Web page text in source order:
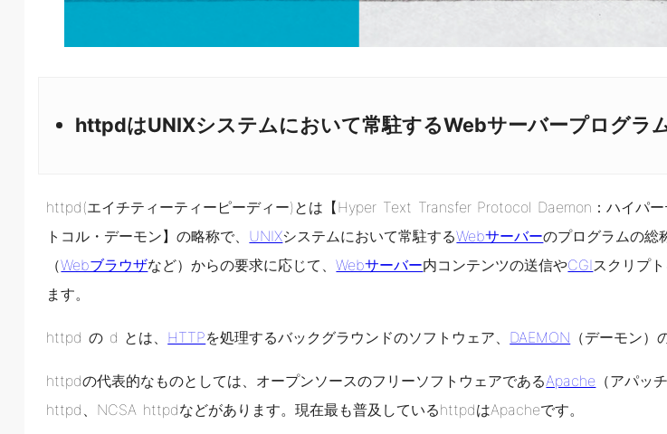
httpdはUNIXシステムにおいて常駐するWebサーバープログラ
httpd(エイチティーティーピーディー)とは【Hyper Text Transfer Protocol Daemon：ハイパ
トコル・デーモン】の略称で、 UNIXシステムにおいて常駐するWebサーバーのプログラムの総
（Webブラウザなど）からの要求に応じて、Webサーバー内コンテンツの送信やCGIスクリプ
ます。
httpd の d とは、 HTTPを処理するバックグラウンドのソフトウェア、 DAEMON （デーモン）
httpdの代表的なものとしては、オープンソースのフリーソフトウェアであるApache （アパッ
httpd、NCSA httpdなどがあります。現在最も普及しているhttpdはApacheです。